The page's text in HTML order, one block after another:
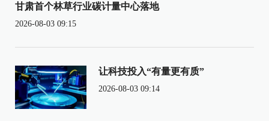
甘肃首个林草行业碳计量中心落地
2026-08-03 09:15
让科技投入“有量更有质”
2026-08-03 09:14